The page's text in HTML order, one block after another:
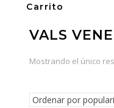
Carrito
VALS
Mostrando el único